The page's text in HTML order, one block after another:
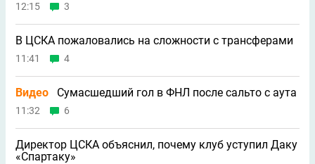
12:15 3
В ЦСКА пожаловались на сложности с трансферами
11:41 4
Видео Сумасшедший гол в ФНЛ после сальто с аута
11:32 6
Директор ЦСКА объяснил, почему клуб уступил Даку
«Спартаку»